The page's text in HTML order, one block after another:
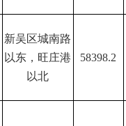
新吴区城南路
以东，旺庄港
以北
58398.2